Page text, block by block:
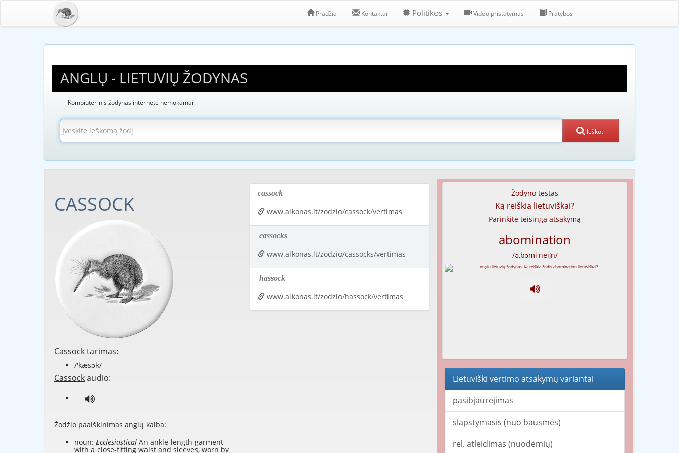
Pradžia Kontaktai Politikos Video pristatymas Pratybos
ANGLŲ - LIETUVIŲ ŽODYNAS
Kompiuterinis žodynas internete nemokamai
Ieškoti
CASSOCK
Cassocktarimas:
/'kæsək/
Cassockaudio:
Žodžio paaiškinimas anglų kalba:
noun: Ecclesiastical An ankle-length garment
with a close-fitting waist and sleeves, worn by
cassock
www.alkonas.lt/zodzio/cassock/vertimas
cassocks
www.alkonas.lt/zodzio/cassocks/vertimas
hassock
www.alkonas.lt/zodzio/hassock/vertimas
Žodyno testas
Ką reiškia lietuviškai?
Parinkite teisingą atsakymą
abomination
/ə,bɔmi'neiʃn/
Lietuviški vertimo atsakymų variantai
pasibjaurėjimas
slapstymasis (nuo bausmės)
rel. atleidimas (nuodėmių)